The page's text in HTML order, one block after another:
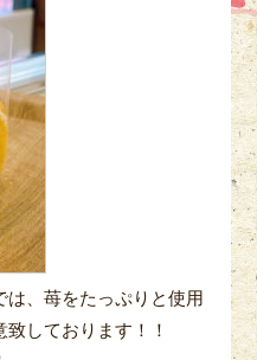
は、苺をたっぷりと使用
しております！！